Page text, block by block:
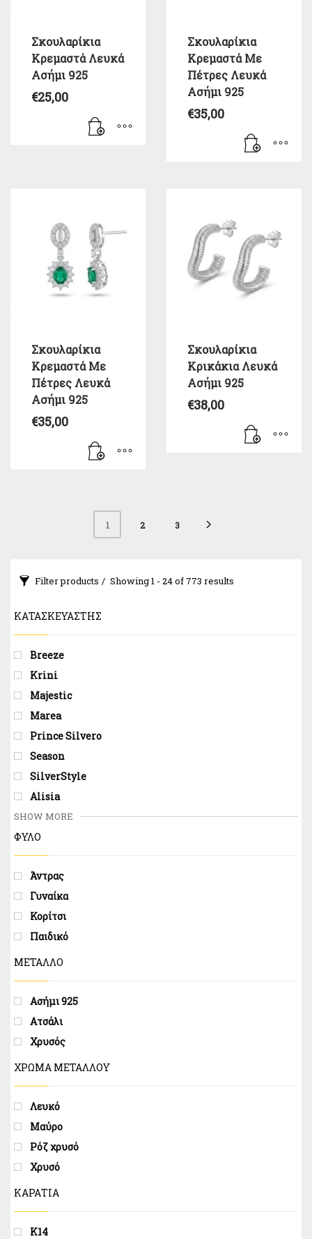
Σκουλαρίκια
Κρεμαστά Λευκά
Ασήμι 925
€25,00
Σκουλαρίκια
Κρεμαστά Με
Πέτρες Λευκά
Ασήμι 925
€35,00
Σκουλαρίκια
Κρεμαστά Με
Πέτρες Λευκά
Ασήμι 925
€35,00
Σκουλαρίκια
Κρικάκια Λευκά
Ασήμι 925
€38,00
1 2 3
Filter products Showing 1 - 24 of 773 results
ΚΑΤΑΣΚΕΥΑΣΤΉΣ
Breeze
Krini
Majestic
Marea
Prince Silvero
Season
SilverStyle
Alisia
SHOW MORE
ΦΥΛΟ
Άντρας
Γυναίκα
Κορίτσι
Παιδικό
ΜΕΤΑΛΛΟ
Ασήμι 925
Ατσάλι
Χρυσός
ΧΡΩΜΑ ΜΕΤΑΛΛΟΥ
Λευκό
Μαύρο
Ρόζ χρυσό
Χρυσό
ΚΑΡΑΤΙΑ
Κ14